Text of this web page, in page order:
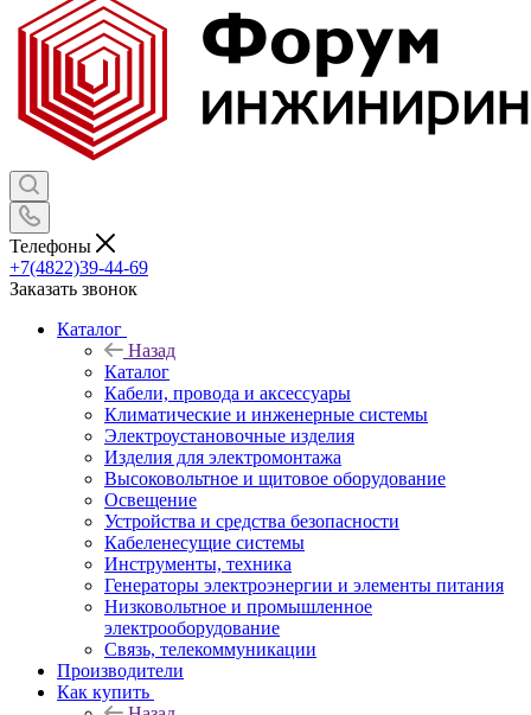
Телефоны
+7(4822)39-44-69
Заказать звонок
Каталог
Назад
Каталог
Кабели, провода и аксессуары
Климатические и инженерные системы
Электроустановочные изделия
Изделия для электромонтажа
Высоковольтное и щитовое оборудование
Освещение
Устройства и средства безопасности
Кабеленесущие системы
Инструменты, техника
Генераторы электроэнергии и элементы питания
Низковольтное и промышленное
электрооборудование
Связь, телекоммуникации
Производители
Как купить